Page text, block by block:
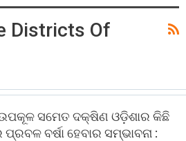
Districts Of
ସମେତ ଦକ୍ଷିଣ ଓଡ଼ିଶାର କିଛି
ବର୍ଷା ହେବାର ସମ୍ଭାବନା :